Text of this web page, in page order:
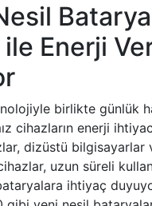
Enerji
birlikte günlük
cihazların enerji
dizüstü bilgisayarlar
uzun süreli
ihtiyaç